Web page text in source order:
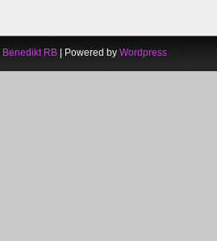
Benedikt RB | Powered by Wordpress